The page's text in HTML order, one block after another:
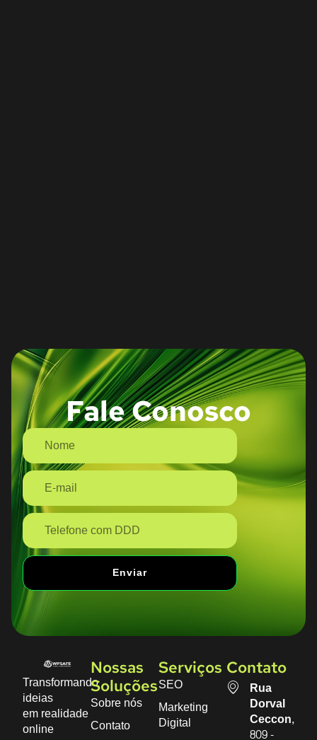
Fale Conosco
Enviar
Transformando
ideias
em realidade
online
Nossas
Soluções
Sobre nós
Contato
Serviços
SEO
Marketing
Digital
Contato
Rua
Dorval
Ceccon,
809 -